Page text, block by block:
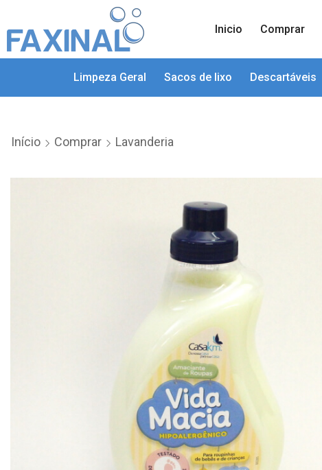
Inicio Comprar
Limpeza Geral Sacos de lixo Descartáveis
Início Comprar Lavanderia